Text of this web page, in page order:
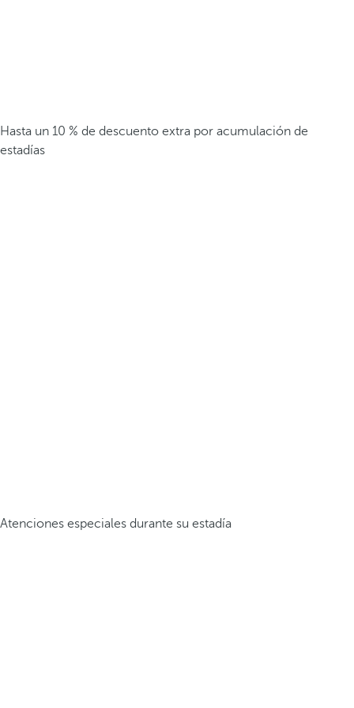
Hasta un 10 % de descuento extra por acumulación de
estadías
Atenciones especiales durante su estadía